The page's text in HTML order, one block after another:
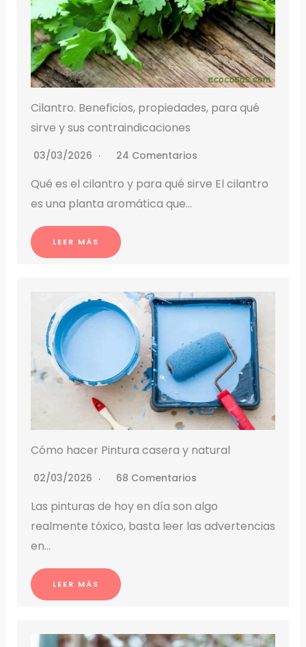
Cilantro. Beneficios, propiedades, para qué
sirve y sus contraindicaciones
03/03/2026 24 Comentarios
Qué es el cilantro y para qué sirve El cilantro
es una planta aromática que…
LEER MÁS
Cómo hacer Pintura casera y natural
02/03/2026 68 Comentarios
Las pinturas de hoy en día son algo
realmente tóxico, basta leer las advertencias
en…
LEER MÁS